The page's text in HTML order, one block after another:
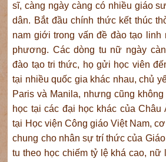
sĩ, càng ngày càng có nhiều giáo
dân. Bắt đầu chính thức kết thúc
nam giới trong vấn đề đào tạo linh
phương. Các dòng tu nữ ngày
đào tạo tri thức, họ gửi học viên
tại nhiều quốc gia khác nhau, chủ
Paris và Manila, nhưng cũng
học tại các đại học khác của Châu
tại Học viện Công giáo Việt Nam,
chung cho nhân sự trí thức của
tu theo học chiếm tỷ lệ khá cao, nữ